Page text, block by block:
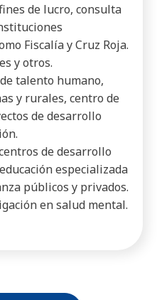
de lucro, consulta
Fiscalía y Cruz Roja.
y otros.
talento humano,
y rurales, centro de
de desarrollo
de desarrollo
especializada
públicos y privados.
en salud mental.